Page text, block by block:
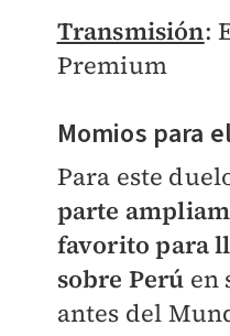
Transmisión:
Premium
Momios para
Para este
parte
favorito para
sobre Perú en
antes del